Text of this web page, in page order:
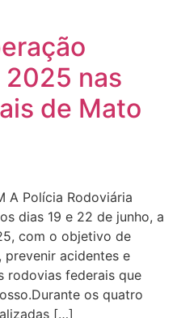
nas
de Mato
A Polícia Rodoviária
dias 19 e 22 de junho, a
com o objetivo de
prevenir acidentes e
rodovias federais que
os quatro
[…]